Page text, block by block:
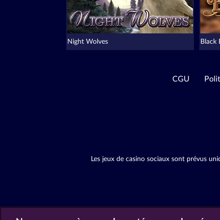
Night Wolves Black
CGU
Les jeux de casino sociaux sont prévus